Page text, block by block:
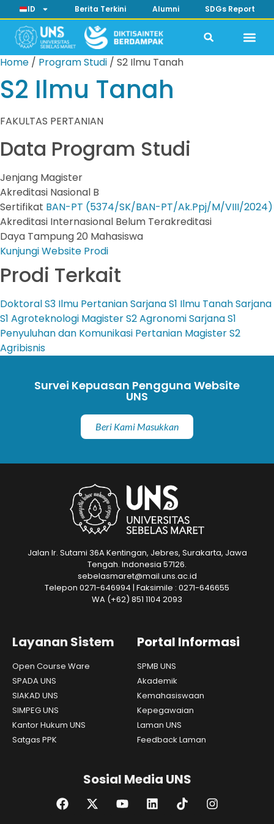
ID Berita Terkini Alumni SDGs Report
Home / Program Studi / S2 Ilmu Tanah
S2 Ilmu Tanah
FAKULTAS PERTANIAN
Data Program Studi
Jenjang Magister
Akreditasi Nasional B
Sertifikat BAN-PT (5374/SK/BAN-PT/Ak.Ppj/M/VIII/2024)
Akreditasi Internasional Belum Terakreditasi
Daya Tampung20 Mahasiswa
Kunjungi Website Prodi
Prodi Terkait
DoktoralS3 Ilmu PertanianSarjanaS1 Ilmu TanahSarjana
S1 Agroteknologi MagisterS2 AgronomiSarjanaS1
Penyuluhan dan Komunikasi Pertanian MagisterS2
Agribisnis
Survei Kepuasan Pengguna Website
UNS
Beri Kami Masukkan
Jalan Ir. Sutami 36A Kentingan, Jebres, Surakarta, Jawa
Tengah. Indonesia 57126.
sebelasmaret@mail.uns.ac.id
Telepon 0271-646994 | Faksimile : 0271-646655
WA (+62) 851 1104 2093
Layanan Sistem
Open Course Ware
SPADA UNS
SIAKAD UNS
SIMPEG UNS
Kantor Hukum UNS
Satgas PPK
Portal Informasi
SPMB UNS
Akademik
Kemahasiswaan
Kepegawaian
Laman UNS
Feedback Laman
Sosial Media UNS